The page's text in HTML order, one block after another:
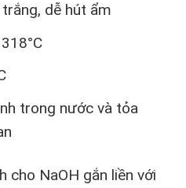
dễ hút ẩm
trong nước và tỏa
cho NaOH gắn liền với